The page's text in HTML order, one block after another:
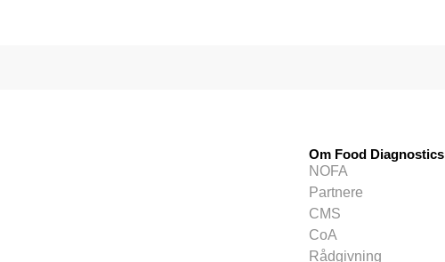
Om Food Diagnostics
NOFA
Partnere
CMS
CoA
Rådgivning